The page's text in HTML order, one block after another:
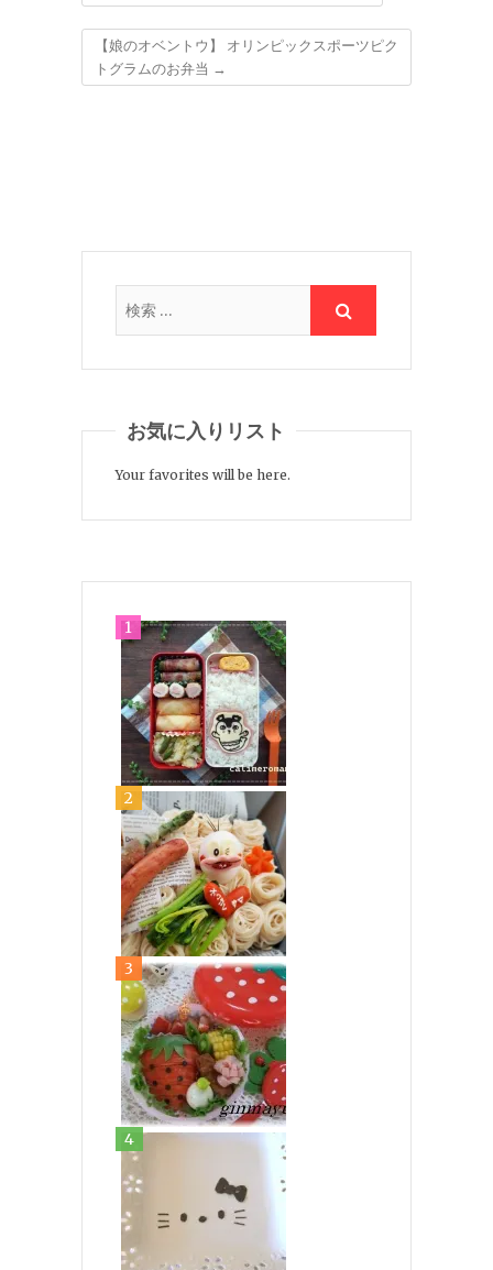
【娘のオベントウ】 オリンピックスポーツピク
トグラムのお弁当 →
お気に入りリスト
Your favorites will be here.